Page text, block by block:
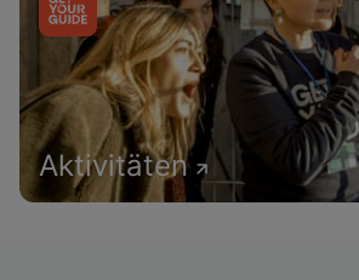
Aktivitäten